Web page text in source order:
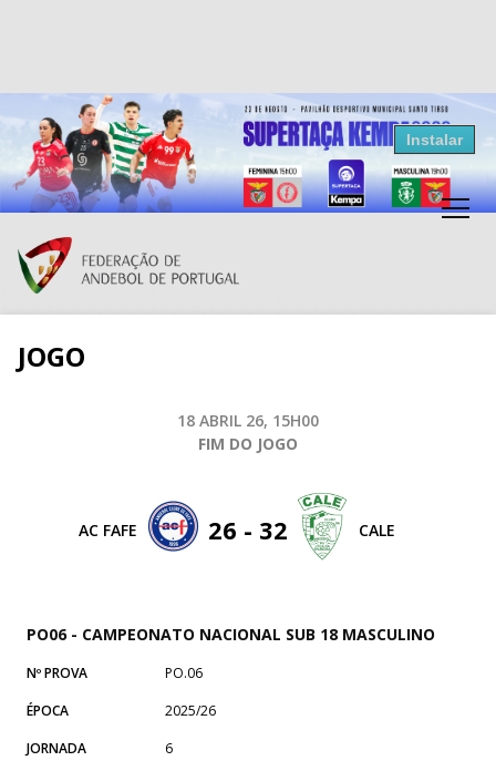
Resultados Andebol
Federação de Andebol de Portugal
Grátis - Disponivel na Play Store
Instalar
JOGO
18 ABRIL 26, 15H00
FIM DO JOGO
AC FAFE 26 - 32 CALE
PO06 - CAMPEONATO NACIONAL SUB 18 MASCULINO
Nº PROVA
PO.06
ÉPOCA
2025/26
JORNADA
6